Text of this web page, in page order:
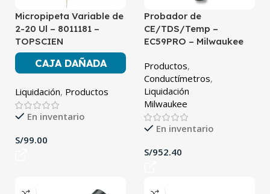
Micropipeta Variable de
2-20 Ul – 8011181 –
TOPSCIEN
CAJA DAÑADA
Liquidación, Productos
En inventario
S/
Probador de
CE/TDS/Temp –
EC59PRO – Milwaukee
Productos,
Conductímetros,
Liquidación
Milwaukee
En inventario
S/